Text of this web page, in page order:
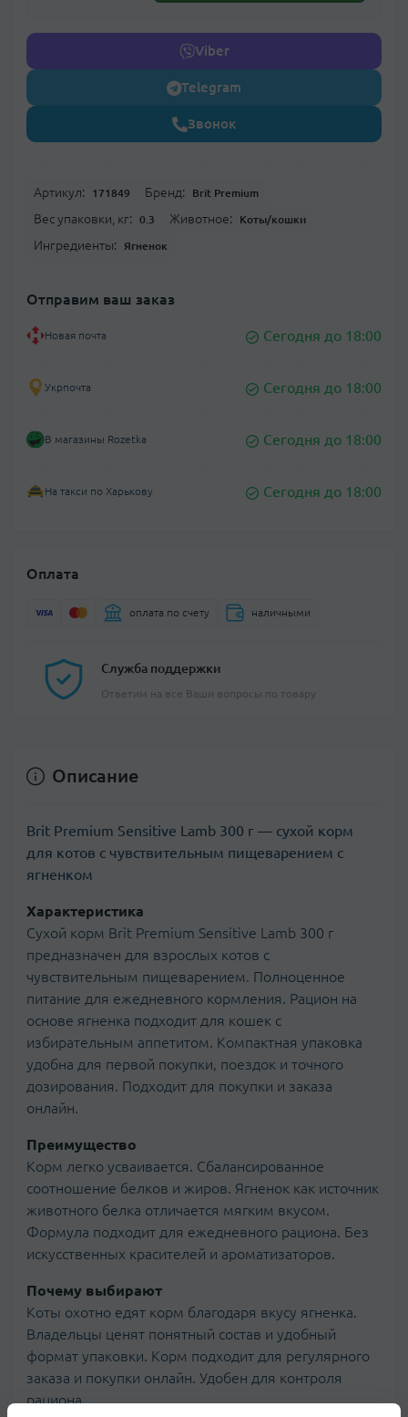
Viber
Telegram
Звонок
Артикул: 171849 Бренд: Brit Premium
Вес упаковки, кг: 0.3 Животное: Коты/кошки
Ингредиенты: Ягненок
Отправим ваш заказ
Новая почта Сегодня до 18:00
Укрпочта Сегодня до 18:00
В магазины Rozetka Сегодня до 18:00
На такси по Харькову Сегодня до 18:00
Оплата
оплата по счету наличными
Служба поддержки
Ответим на все Ваши вопросы по товару
Описание
Brit Premium Sensitive Lamb 300 г — сухой корм
для котов с чувствительным пищеварением с
ягненком
Характеристика
Сухой корм Brit Premium Sensitive Lamb 300 г
предназначен для взрослых котов с
чувствительным пищеварением. Полноценное
питание для ежедневного кормления. Рацион на
основе ягненка подходит для кошек с
избирательным аппетитом. Компактная упаковка
удобна для первой покупки, поездок и точного
дозирования. Подходит для покупки и заказа
онлайн.
Преимущество
Корм легко усваивается. Сбалансированное
соотношение белков и жиров. Ягненок как источник
животного белка отличается мягким вкусом.
Формула подходит для ежедневного рациона. Без
искусственных красителей и ароматизаторов.
Почему выбирают
Коты охотно едят корм благодаря вкусу ягненка.
Владельцы ценят понятный состав и удобный
формат упаковки. Корм подходит для регулярного
заказа и покупки онлайн. Удобен для контроля
рациона.